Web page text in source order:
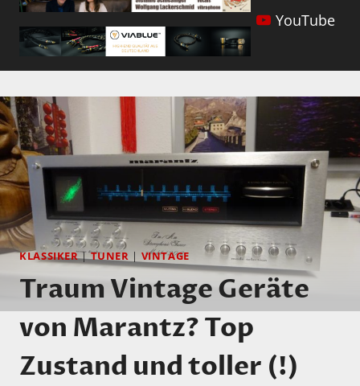
YouTube
KLASSIKER|TUNER | VINTAGE
Traum Vintage Geräte
von Marantz? Top
Zustand und toller (!)